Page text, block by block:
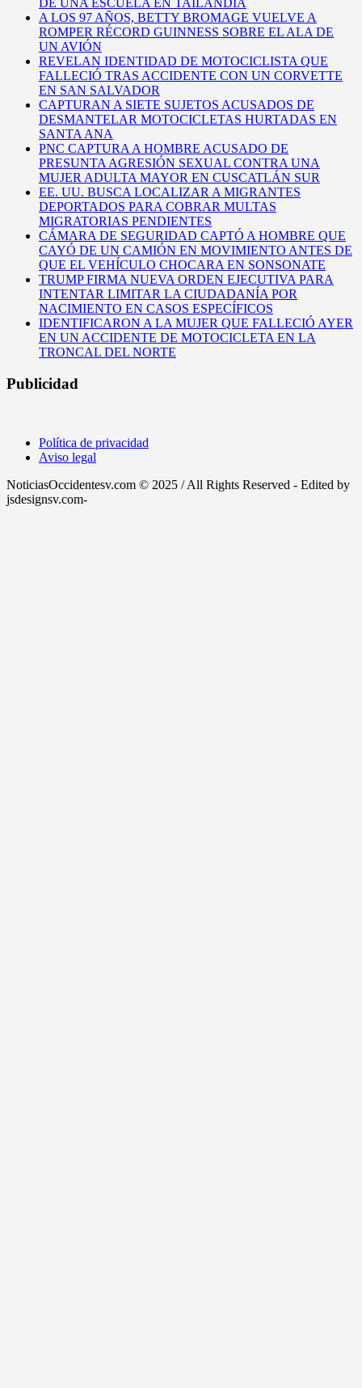
DE UNA ESCUELA EN TAILANDIA
A LOS 97 AÑOS, BETTY BROMAGE VUELVE A
ROMPER RÉCORD GUINNESS SOBRE EL ALA DE
UN AVIÓN
REVELAN IDENTIDAD DE MOTOCICLISTA QUE
FALLECIÓ TRAS ACCIDENTE CON UN CORVETTE
EN SAN SALVADOR
CAPTURAN A SIETE SUJETOS ACUSADOS DE
DESMANTELAR MOTOCICLETAS HURTADAS EN
SANTA ANA
PNC CAPTURA A HOMBRE ACUSADO DE
PRESUNTA AGRESIÓN SEXUAL CONTRA UNA
MUJER ADULTA MAYOR EN CUSCATLÁN SUR
EE. UU. BUSCA LOCALIZAR A MIGRANTES
DEPORTADOS PARA COBRAR MULTAS
MIGRATORIAS PENDIENTES
CÁMARA DE SEGURIDAD CAPTÓ A HOMBRE QUE
CAYÓ DE UN CAMIÓN EN MOVIMIENTO ANTES DE
QUE EL VEHÍCULO CHOCARA EN SONSONATE
TRUMP FIRMA NUEVA ORDEN EJECUTIVA PARA
INTENTAR LIMITAR LA CIUDADANÍA POR
NACIMIENTO EN CASOS ESPECÍFICOS
IDENTIFICARON A LA MUJER QUE FALLECIÓ AYER
EN UN ACCIDENTE DE MOTOCICLETA EN LA
TRONCAL DEL NORTE
Publicidad
Política de privacidad
Aviso legal
NoticiasOccidentesv.com © 2025 / All Rights Reserved - Edited by
jsdesignsv.com-